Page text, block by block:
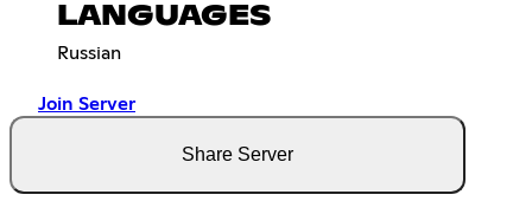
LANGUAGES
Russian
Join Server
Share Server